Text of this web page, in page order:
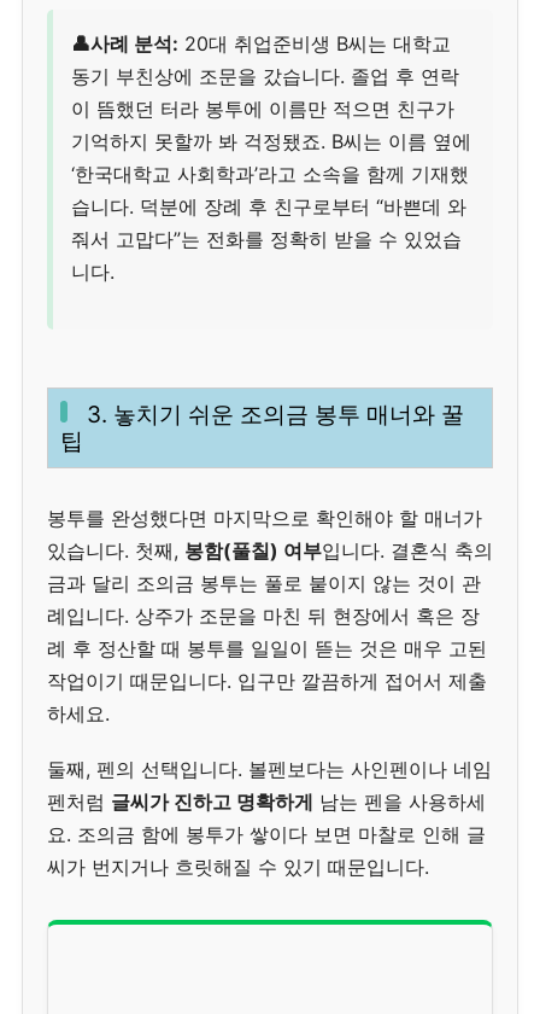
👤사례 분석: 20대 취업준비생 B씨는 대학교
동기 부친상에 조문을 갔습니다. 졸업 후 연락
이 뜸했던 터라 봉투에 이름만 적으면 친구가
기억하지 못할까 봐 걱정됐죠. B씨는 이름 옆에
‘한국대학교 사회학과’라고 소속을 함께 기재했
습니다. 덕분에 장례 후 친구로부터 “바쁜데 와
줘서 고맙다”는 전화를 정확히 받을 수 있었습
니다.
3. 놓치기 쉬운 조의금 봉투 매너와 꿀
팁
봉투를 완성했다면 마지막으로 확인해야 할 매너가
있습니다. 첫째, 봉함(풀칠) 여부입니다. 결혼식 축의
금과 달리 조의금 봉투는 풀로 붙이지 않는 것이 관
례입니다. 상주가 조문을 마친 뒤 현장에서 혹은 장
례 후 정산할 때 봉투를 일일이 뜯는 것은 매우 고된
작업이기 때문입니다. 입구만 깔끔하게 접어서 제출
하세요.
둘째, 펜의 선택입니다. 볼펜보다는 사인펜이나 네임
펜처럼 글씨가 진하고 명확하게 남는 펜을 사용하세
요. 조의금 함에 봉투가 쌓이다 보면 마찰로 인해 글
씨가 번지거나 흐릿해질 수 있기 때문입니다.